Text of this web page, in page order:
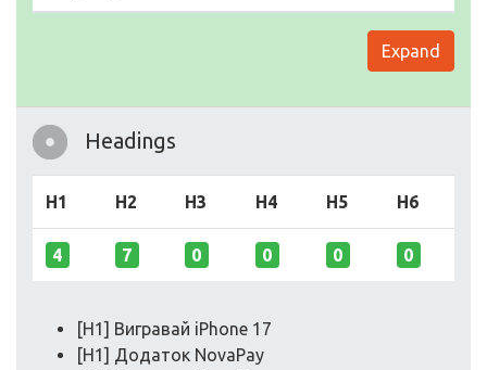
Expand
Headings
H1 H2 H3 H4 H5 H6
4 7 0 0 0 0
[H1] Вигравай iPhone 17
[H1] Додаток NovaPay